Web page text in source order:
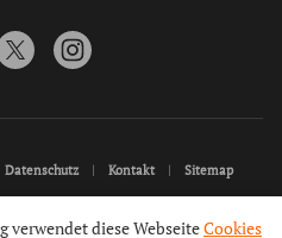
Datenschutz Kontakt Sitemap
diese WebseiteCookies